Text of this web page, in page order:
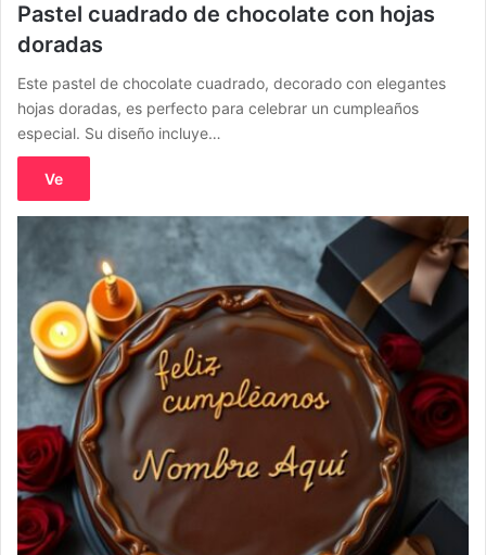
Pastel cuadrado de chocolate con hojas
doradas
Este pastel de chocolate cuadrado, decorado con elegantes
hojas doradas, es perfecto para celebrar un cumpleaños
especial. Su diseño incluye…
Ve